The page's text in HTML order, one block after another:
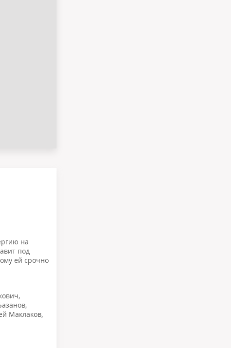
на
под
ей срочно
,
,
Маклаков,